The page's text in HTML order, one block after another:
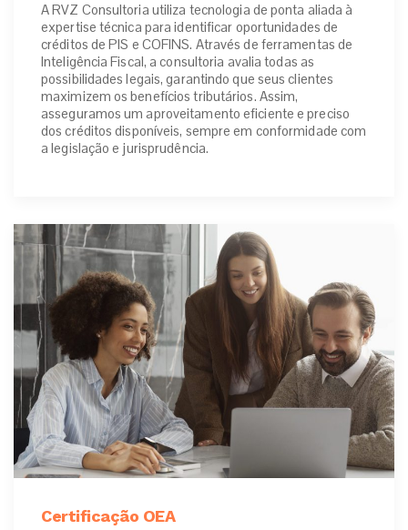
A RVZ Consultoria utiliza tecnologia de ponta aliada à
expertise técnica para identificar oportunidades de
créditos de PIS e COFINS. Através de ferramentas de
Inteligência Fiscal, a consultoria avalia todas as
possibilidades legais, garantindo que seus clientes
maximizem os benefícios tributários. Assim,
asseguramos um aproveitamento eficiente e preciso
dos créditos disponíveis, sempre em conformidade com
a legislação e jurisprudência.
Certificação OEA